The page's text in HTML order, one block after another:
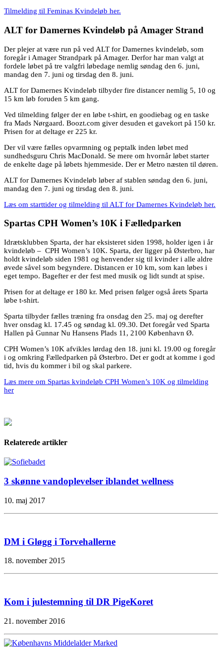
Tilmelding til Feminas Kvindeløb her.
ALT for Damernes Kvindeløb på Amager Strand
Der plejer at være run på ved ALT for Damernes kvindeløb, som
foregår i Amager Strandpark på Amager. Derfor har man valgt at
fordele løbet på tre valgfri løbedage nemlig søndag den 6. juni,
mandag den 7. juni og tirsdag den 8. juni.
ALT for Damernes Kvindeløb tilbyder fire distancer nemlig 5, 10 og
15 km løb foruden 5 km gang.
Ved tilmelding følger der en løbe t-shirt, en goodiebag og en taske
fra Mads Nørgaard. Boozt.com giver desuden et gavekort på 150 kr.
Prisen for at deltage er 225 kr.
Der vil være fælles opvarmning og peptalk inden løbet med
sundhedsguru Chris MacDonald. Se mere om hvornår løbet starter
de enkelte dage på løbets hjemmeside. Der er Metro næsten til døren.
ALT for Damernes Kvindeløb løber af stablen søndag den 6. juni,
mandag den 7. juni og tirsdag den 8. juni.
Læs om starttider og tilmelding til ALT for Damernes Kvindeløb her.
Spartas CPH Women’s 10K i Fælledparken
Idrætsklubben Sparta, der har eksisteret siden 1998, holder igen i år
kvindeløb – CPH Women’s 10K. Sparta, der ligger på Østerbro, har
holdt kvindeløb siden 1981 og henvender sig til kvinder i alle aldre
øvede såvel som begyndere. Distancen er 10 km, som kan løbes i
eget tempo. Bagefter er der fest med musik og lidt sundt at spise.
Prisen for at deltage er 180 kr. Med prisen følger også årets Sparta
løbe t-shirt.
Sparta tilbyder fælles træning fra onsdag den 25. maj og derefter
hver onsdag kl. 17.45 og søndag kl. 09.30. Det foregår ved Sparta
Hallen på Gunnar Nu Hansens Plads 11, 2100 København Ø.
CPH Women’s 10K afvikles lørdag den 18. juni kl. 19.00 og foregår
i og omkring Fælledparken på Østerbro. Det er godt at komme i god
tid, hvis du kommer i bil og skal parkere.
Læs mere om Spartas kvindeløb CPH Women’s 10K og tilmelding
her
Relaterede artikler
3 skønne vandoplevelser iblandet wellness
10. maj 2017
DM i Gløgg i Torvehallerne
18. november 2015
Kom i julestemning til DR PigeKoret
21. november 2016